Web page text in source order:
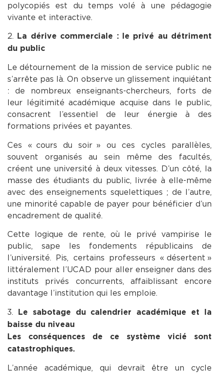
polycopiés est du temps volé à une pédagogie
vivante et interactive.
2.
La dérive commerciale : le privé au détriment
du public
Le détournement de la mission de service public ne
s’arrête pas là. On observe un glissement inquiétant
: de nombreux enseignants-chercheurs, forts de
leur légitimité académique acquise dans le public,
consacrent l’essentiel de leur énergie à des
formations privées et payantes.
Ces « cours du soir » ou ces cycles parallèles,
souvent organisés au sein même des facultés,
créent une université à deux vitesses. D’un côté, la
masse des étudiants du public, livrée à elle-même
avec des enseignements squelettiques ; de l’autre,
une minorité capable de payer pour bénéficier d’un
encadrement de qualité.
Cette logique de rente, où le privé vampirise le
public, sape les fondements républicains de
l’université. Pis, certains professeurs « désertent »
littéralement l’UCAD pour aller enseigner dans des
instituts privés concurrents, affaiblissant encore
davantage l’institution qui les emploie.
3.
Le sabotage du calendrier académique et la
baisse du niveau
Les conséquences de ce système vicié sont
catastrophiques.
L’année académique, qui devrait être un cycle